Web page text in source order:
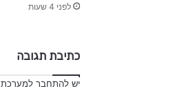
לפני 4 שעות
כתיבת תגובה
ישלהתחבר למערכת